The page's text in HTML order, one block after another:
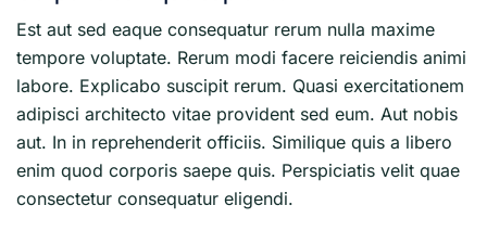
Est aut sed eaque consequatur rerum nulla maxime
tempore voluptate. Rerum modi facere reiciendis animi
labore. Explicabo suscipit rerum. Quasi exercitationem
adipisci architecto vitae provident sed eum. Aut nobis
aut. In in reprehenderit officiis. Similique quis a libero
enim quod corporis saepe quis. Perspiciatis velit quae
consectetur consequatur eligendi.